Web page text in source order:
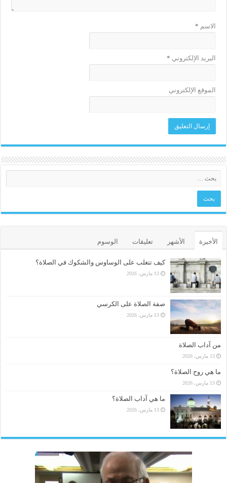
الاسم *
البريد الإلكتروني *
الموقع الإلكتروني
الأخيرة الأشهر تعليقات الوسوم
كيف تتغلب على الوساوس والشكوك في الصلاة؟
13 مارس، 2026
صفة الصلاة على الكرسي
13 مارس، 2026
من آداب الصلاة
13 مارس، 2026
ما هي روح الصلاة؟
13 مارس، 2026
ما هي آداب الصلاة؟
13 مارس، 2026